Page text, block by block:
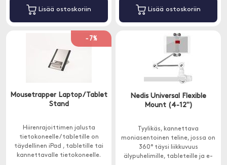
Lisää ostoskoriin Lisää ostoskoriin
-7%
Mousetrapper Laptop/Tablet
Stand
Hiirenrajoittimen jalusta
tietokoneelle / tabletille on
täydellinen iPad , tabletille tai
kannettavalle tietokoneelle.
Nedis Universal Flexible
Mount (4-12")
Tyylikäs, kannettava
moniasentoinen teline, jossa on
360° täysi liikkuvuus
älypuhelimille, tableteille ja e-